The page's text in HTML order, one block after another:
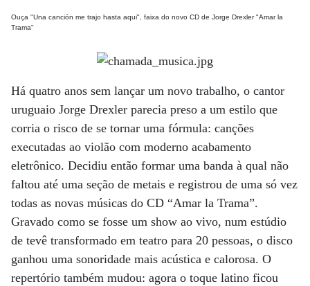
Ouça "Una canción me trajo hasta aqui", faixa do novo CD de Jorge Drexler "Amar la
Trama"
Há quatro anos sem lançar um novo trabalho, o cantor
uruguaio Jorge Drexler parecia preso a um estilo que
corria o risco de se tornar uma fórmula: canções
executadas ao violão com moderno acabamento
eletrônico. Decidiu então formar uma banda à qual não
faltou até uma seção de metais e registrou de uma só vez
todas as novas músicas do CD “Amar la Trama”.
Gravado como se fosse um show ao vivo, num estúdio
de tevê transformado em teatro para 20 pessoas, o disco
ganhou uma sonoridade mais acústica e calorosa. O
repertório também mudou: agora o toque latino ficou